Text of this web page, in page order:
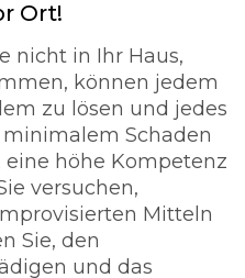
Ort!
nicht in Ihr Haus,
können jedem
zu lösen und jedes
Schaden
höhe Kompetenz
versuchen,
Mitteln
Sie, den
und das